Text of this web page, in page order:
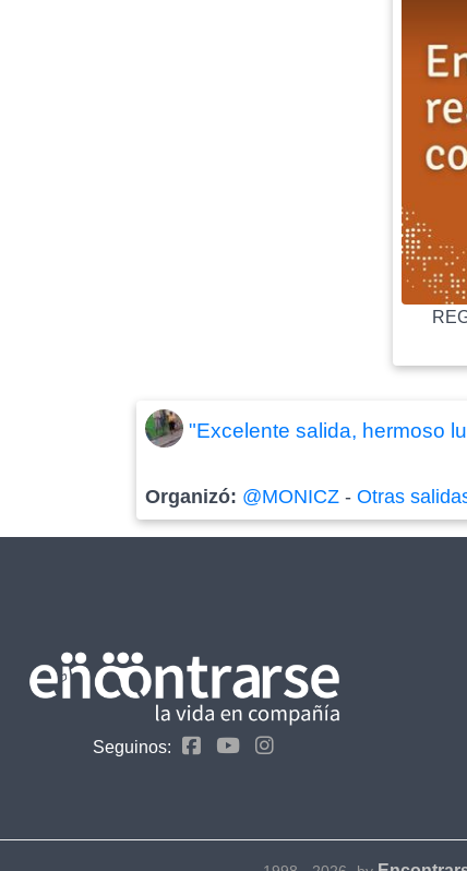
"Excelente salida, hermoso
Organizó: @MONICZ -Otras
Seguinos: